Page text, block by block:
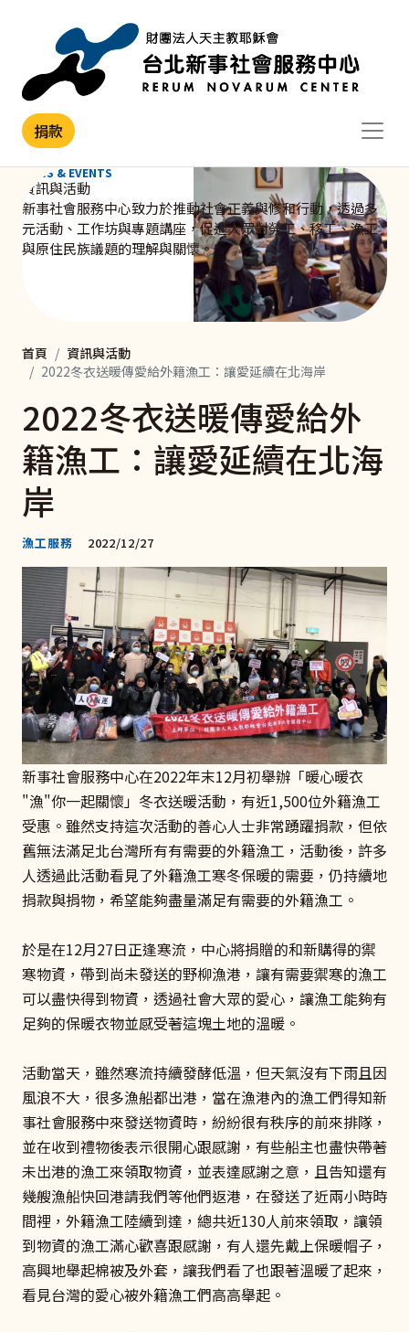
捐款
NEWS & EVENTS
資訊與活動
新事社會服務中心致力於推動社會正義與修和行動，透過多
元活動、工作坊與專題講座，促進大眾對勞工、移工、漁工
與原住民族議題的理解與關懷。
首頁
資訊與活動
2022冬衣送暖傳愛給外籍漁工：讓愛延續在北海岸
2022冬衣送暖傳愛給外
籍漁工：讓愛延續在北海
岸
漁工服務 2022/12/27
新事社會服務中心在2022年末12月初舉辦「暖心暖衣
"漁"你一起關懷」冬衣送暖活動，有近1,500位外籍漁工
受惠。雖然支持這次活動的善心人士非常踴躍捐款，但依
舊無法滿足北台灣所有有需要的外籍漁工，活動後，許多
人透過此活動看見了外籍漁工寒冬保暖的需要，仍持續地
捐款與捐物，希望能夠盡量滿足有需要的外籍漁工。
於是在12月27日正逢寒流，中心將捐贈的和新購得的禦
寒物資，帶到尚未發送的野柳漁港，讓有需要禦寒的漁工
可以盡快得到物資，透過社會大眾的愛心，讓漁工能夠有
足夠的保暖衣物並感受著這塊土地的溫暖。
活動當天，雖然寒流持續發酵低溫，但天氣沒有下雨且因
風浪不大，很多漁船都出港，當在漁港內的漁工們得知新
事社會服務中來發送物資時，紛紛很有秩序的前來排隊，
並在收到禮物後表示很開心跟感謝，有些船主也盡快帶著
未出港的漁工來領取物資，並表達感謝之意，且告知還有
幾艘漁船快回港請我們等他們返港，在發送了近兩小時時
間裡，外籍漁工陸續到達，總共近130人前來領取，讓領
到物資的漁工滿心歡喜跟感謝，有人還先戴上保暖帽子，
高興地舉起棉被及外套，讓我們看了也跟著溫暖了起來，
看見台灣的愛心被外籍漁工們高高舉起。